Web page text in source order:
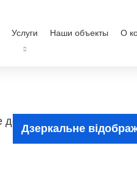
Услуги Наши объекты О
Дзеркальне